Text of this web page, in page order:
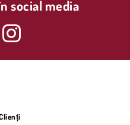
social media